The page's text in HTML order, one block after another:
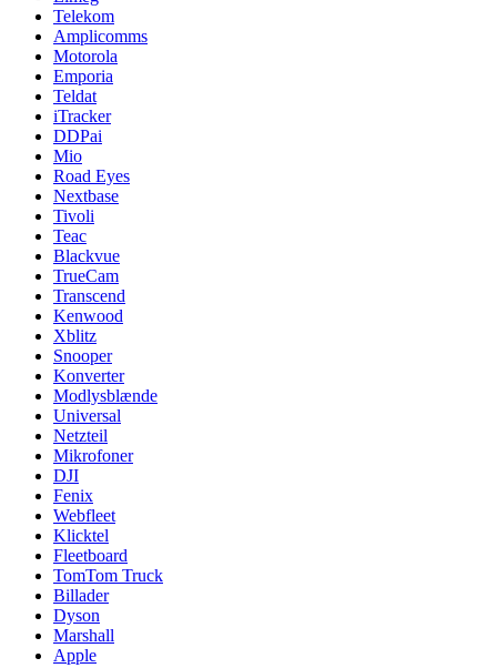
Telekom
Amplicomms
Motorola
Emporia
Teldat
iTracker
DDPai
Mio
Road Eyes
Nextbase
Tivoli
Teac
Blackvue
TrueCam
Transcend
Kenwood
Xblitz
Snooper
Konverter
Modlysblænde
Universal
Netzteil
Mikrofoner
DJI
Fenix
Webfleet
Klicktel
Fleetboard
TomTom Truck
Billader
Dyson
Marshall
Apple